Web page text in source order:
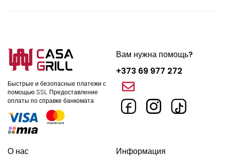
Быстрые и безопасные платежи с
помощью SSL. Предоставление
оплаты по справке банкомата
Вам нужна помощь?
+373 69 977 272
О нас Информация